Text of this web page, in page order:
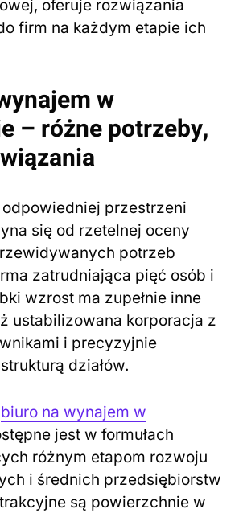
oferuje rozwiązania
firm na każdym etapie ich
w
– różne potrzeby,
przestrzeni
się od rzetelnej oceny
potrzeb
zatrudniająca pięć osób i
wzrost ma zupełnie inne
ustabilizowana korporacja z
i precyzyjnie
działów.
biuro na wynajem w
jest w formułach
różnym etapom rozwoju
i średnich przedsiębiorstw
są powierzchnie w